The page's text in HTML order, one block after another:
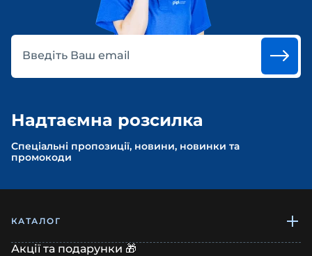
Введіть Ваш email
Надтаємна розсилка
Спеціальні пропозиції, новини, новинки та
промокоди
КАТАЛОГ
Акції та подарунки 🎁